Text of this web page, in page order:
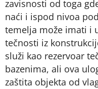
zavisnosti od toga
naći i ispod nivoa
temelja može imati i
tečnosti iz
služi kao rezervoar
bazenima, ali ova
zaštita objekta od